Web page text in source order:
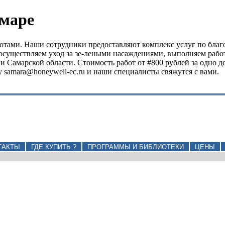
Наши сотрудники предоставляют комплекс услуг по
уход за зе-леными насаждениями, выполняем
области. Стоимость работ от #800 рублей за одно
ec.ru и наши специалисты свяжутся с вами.
ГДЕ КУПИТЬ ? ПРОГРАММЫ И БИБЛИОТЕКИ ЦЕНЫ